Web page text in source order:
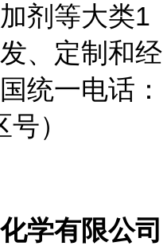
剂等大类1
、定制和经
统一电话：
）
学有限公司